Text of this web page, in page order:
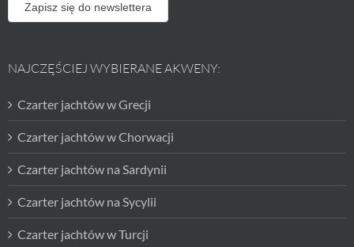
Zapisz się do newslettera
NAJCZĘŚCIEJ WYBIERANE AKWENY:
Czarter jachtów w Grecji
Czarter jachtów w Chorwacji
Czarter jachtów na Sardynii
Czarter jachtów na Sycylii
Czarter jachtów w Turcji